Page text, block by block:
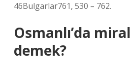
46Bulgarlar761, 530 – 762.
Osmanlı’da
demek?